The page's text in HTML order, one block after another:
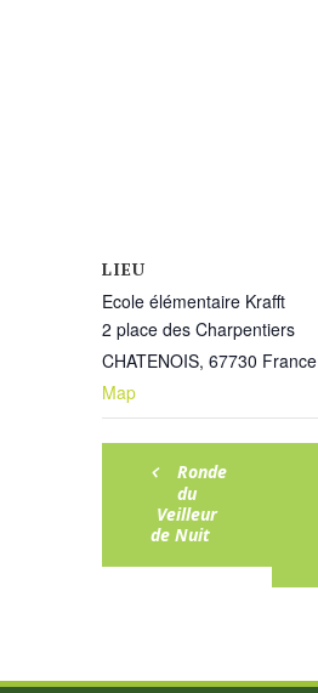
LIEU
Ecole élémentaire Krafft
2 place des Charpentiers
CHATENOIS, 67730 France
Map
Ronde
du
Veilleur
de Nuit